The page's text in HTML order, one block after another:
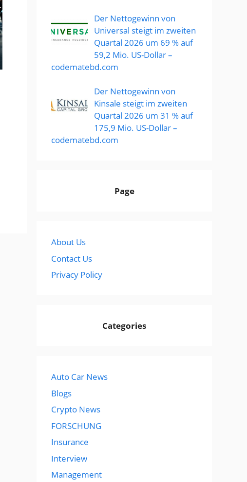
Der Nettogewinn von
Universal steigt im zweiten
Quartal 2026 um 69 % auf
59,2 Mio. US-Dollar –
codematebd.com
Der Nettogewinn von
Kinsale steigt im zweiten
Quartal 2026 um 31 % auf
175,9 Mio. US-Dollar –
codematebd.com
Page
About Us
Contact Us
Privacy Policy
Categories
Auto Car News
Blogs
Crypto News
FORSCHUNG
Insurance
Interview
Management